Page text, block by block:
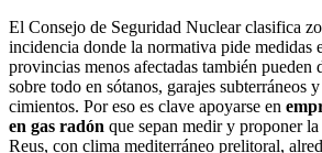
El Consejo de Seguridad Nuclear clasifica
incidencia donde la normativa pide medidas
provincias menos afectadas también pueden
sobre todo en sótanos, garajes subterráneos
cimientos. Por eso es clave apoyarse en
en gas radón que sepan medir y proponer
Reus, con clima mediterráneo prelitoral,